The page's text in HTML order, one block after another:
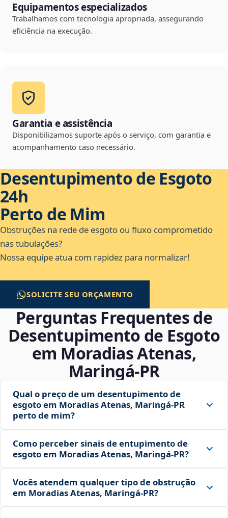
Equipamentos especializados
Trabalhamos com tecnologia apropriada, assegurando
eficiência na execução.
Garantia e assistência
Disponibilizamos suporte após o serviço, com garantia e
acompanhamento caso necessário.
Desentupimento de Esgoto
24h
Perto de Mim
Obstruções na rede de esgoto ou fluxo comprometido
nas tubulações?
Nossa equipe atua com rapidez para normalizar!
SOLICITE SEU ORÇAMENTO
Perguntas Frequentes de
Desentupimento de Esgoto
em Moradias Atenas,
Maringá‑PR
Qual o preço de um desentupimento de
esgoto em Moradias Atenas, Maringá‑PR
perto de mim?
Como perceber sinais de entupimento de
esgoto em Moradias Atenas, Maringá‑PR?
Vocês atendem qualquer tipo de obstrução
em Moradias Atenas, Maringá‑PR?